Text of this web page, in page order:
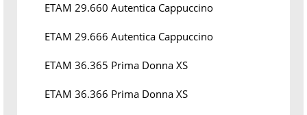
ETAM 29.660 Autentica Cappuccino
ETAM 29.666 Autentica Cappuccino
ETAM 36.365 Prima Donna XS
ETAM 36.366 Prima Donna XS